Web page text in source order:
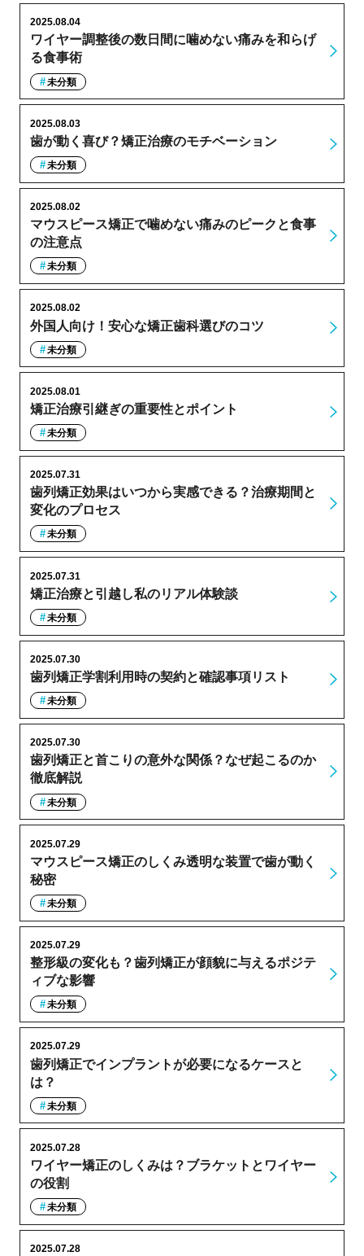
ワイヤー調整後の数日間に噛めない痛みを和らげ
る食事術
2025.08.04
未分類
歯が動く喜び？矯正治療のモチベーション
2025.08.03
未分類
マウスピース矯正で噛めない痛みのピークと食事
の注意点
2025.08.02
未分類
外国人向け！安心な矯正歯科選びのコツ
2025.08.02
未分類
矯正治療引継ぎの重要性とポイント
2025.08.01
未分類
歯列矯正効果はいつから実感できる？治療期間と
変化のプロセス
2025.07.31
未分類
矯正治療と引越し私のリアル体験談
2025.07.31
未分類
歯列矯正学割利用時の契約と確認事項リスト
2025.07.30
未分類
歯列矯正と首こりの意外な関係？なぜ起こるのか
徹底解説
2025.07.30
未分類
マウスピース矯正のしくみ透明な装置で歯が動く
秘密
2025.07.29
未分類
整形級の変化も？歯列矯正が顔貌に与えるポジテ
ィブな影響
2025.07.29
未分類
歯列矯正でインプラントが必要になるケースと
は？
2025.07.29
未分類
ワイヤー矯正のしくみは？ブラケットとワイヤー
の役割
2025.07.28
未分類
2025.07.28